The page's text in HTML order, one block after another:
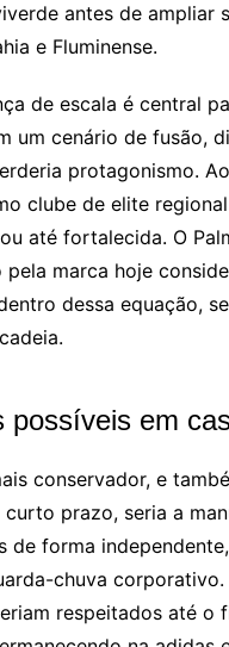
antes de ampliar
e Fluminense.
de escala é central
um cenário de fusão,
protagonismo.
clube de elite
até fortalecida. O
marca hoje
dessa equação,
possíveis em
conservador, e
prazo, seria a
de forma
chuva
respeitados até o